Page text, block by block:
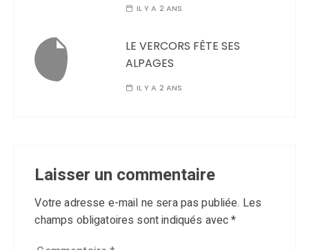
IL Y A 2 ANS
LE VERCORS FÊTE SES
ALPAGES
IL Y A 2 ANS
Laisser un commentaire
Votre adresse e-mail ne sera pas publiée. Les
champs obligatoires sont indiqués avec*